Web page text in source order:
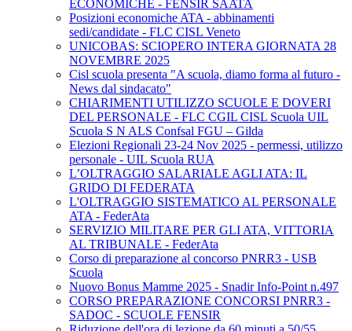
ECONOMICHE - FENSIR SAATA
Posizioni economiche ATA - abbinamenti
sedi/candidate - FLC CISL Veneto
UNICOBAS: SCIOPERO INTERA GIORNATA 28
NOVEMBRE 2025
Cisl scuola presenta "A scuola, diamo forma al futuro -
News dal sindacato"
CHIARIMENTI UTILIZZO SCUOLE E DOVERI
DEL PERSONALE - FLC CGIL CISL Scuola UIL
Scuola S N ALS Confsal FGU – Gilda
Elezioni Regionali 23-24 Nov 2025 - permessi, utilizzo
personale - UIL Scuola RUA
L’OLTRAGGIO SALARIALE AGLI ATA: IL
GRIDO DI FEDERATA
L'OLTRAGGIO SISTEMATICO AL PERSONALE
ATA - FederAta
SERVIZIO MILITARE PER GLI ATA, VITTORIA
AL TRIBUNALE - FederAta
Corso di preparazione al concorso PNRR3 - USB
Scuola
Nuovo Bonus Mamme 2025 - Snadir Info-Point n.497
CORSO PREPARAZIONE CONCORSI PNRR3 -
SADOC - SCUOLE FENSIR